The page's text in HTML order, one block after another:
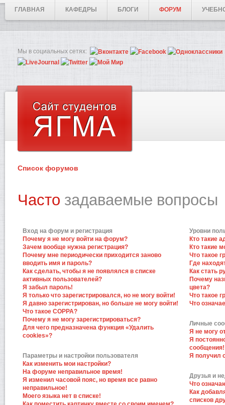
ГЛАВНАЯ КАФЕДРЫ БЛОГИ ФОРУМ
Мы в социальных сетях:
Список форумов
Часто задаваемые вопросы
Вход на форум и регистрация
Почему я не могу войти на форум?
Зачем вообще нужна регистрация?
Почему мне периодически приходится заново
вводить имя и пароль?
Как сделать, чтобы я не появлялся в списке
активных пользователей?
Я забыл пароль!
Я только что зарегистрировался, но не могу войти!
Я давно зарегистрирован, но больше не могу войти!
Что такое COPPA?
Почему я не могу зарегистрироваться?
Для чего предназначена функция «Удалить
cookies»?
Параметры и настройки пользователя
Как изменить мои настройки?
На форуме неправильное время!
Я изменил часовой пояс, но время все равно
неправильное!
Моего языка нет в списке!
Уровни
Кто такие
Кто такие
Что такое
Где
Как стать
Почему
цвета?
Что такое
Что
Личные
Я не могу
Я
сообщения!
Я получил
Друзья и
Что
Как
списков